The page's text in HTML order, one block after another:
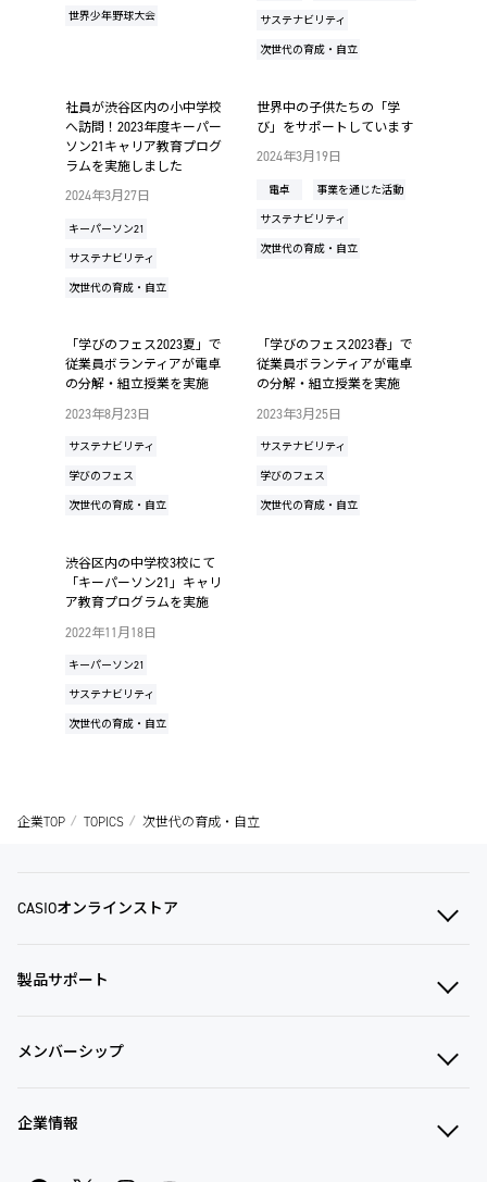
世界少年野球大会 サステナビリティ
次世代の育成・自立
2024年3月27日
キーパーソン21
サステナビリティ
次世代の育成・自立
社員が渋谷区内の小中学校
へ訪問！2023年度キーパー
ソン21キャリア教育プログ
ラムを実施しました
2024年3月19日
電卓 事業を通じた活動
サステナビリティ
次世代の育成・自立
世界中の子供たちの「学
び」をサポートしています
2023年8月23日
サステナビリティ
学びのフェス
次世代の育成・自立
「学びのフェス2023夏」で
従業員ボランティアが電卓
の分解・組立授業を実施
2023年3月25日
サステナビリティ
学びのフェス
次世代の育成・自立
「学びのフェス2023春」で
従業員ボランティアが電卓
の分解・組立授業を実施
2022年11月18日
キーパーソン21
サステナビリティ
次世代の育成・自立
渋谷区内の中学校3校にて
「キーパーソン21」キャリ
ア教育プログラムを実施
企業TOP TOPICS 次世代の育成・自立
CASIOオンラインストア
製品サポート
メンバーシップ
企業情報